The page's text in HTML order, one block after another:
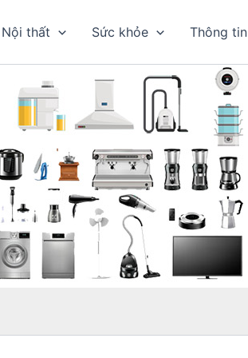
Nội thất Sức khỏe Thông tin